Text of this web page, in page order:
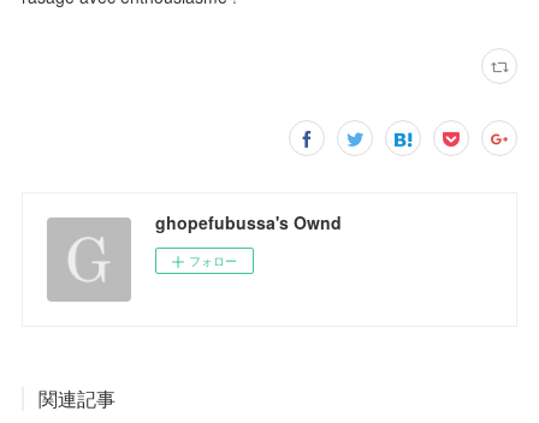
ghopefubussa's Ownd
フォロー
関連記事